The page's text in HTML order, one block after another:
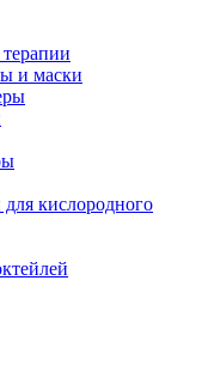
и маски
кислородного